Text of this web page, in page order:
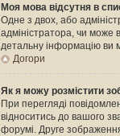
Моя мова відсутня в
Одне з двох, або
адміністратора, чи може
детальну інформацію ви
Догори
Як я можу розмістити
При перегляді
відноситись до вашого
форумі. Друге